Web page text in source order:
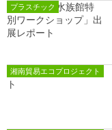
プラスチック
湘南貿易エコプロジェクト